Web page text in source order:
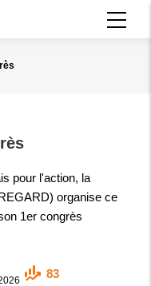
pour l'action, la
organise ce
1er congrès
83